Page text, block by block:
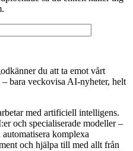
du att ta emot vårt
bara veckovisa AI-nyheter, helt
med artificiell intelligens.
och specialiserade modeller –
komplexa
och hjälpa till med allt från